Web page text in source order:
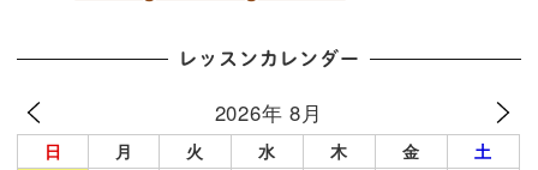
レッスンカレンダー
2026年 8月
日 月 火 水 木 金
土